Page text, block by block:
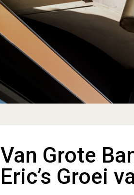
Van Grote
Eric’s Groei